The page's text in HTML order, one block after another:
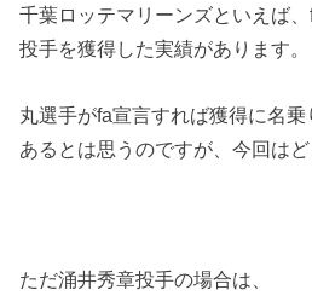
千葉ロッテマリーンズといえば
投手を獲得した実績があります。
丸選手がfa宣言すれば獲得に名
あるとは思うのですが、今回は
ただ涌井秀章投手の場合は、